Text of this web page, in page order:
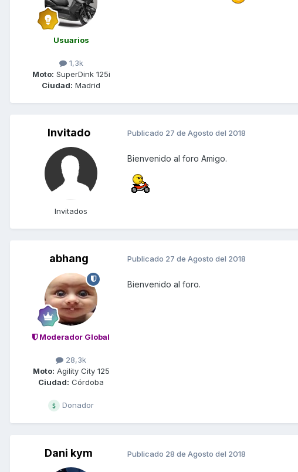
Usuarios
1,3k
Moto: SuperDink 125i
Ciudad: Madrid
Invitado
Invitados
Publicado 27 de Agosto del 2018
Bienvenido al foro Amigo.
abhang
Moderador Global
28,3k
Moto: Agility City 125
Ciudad: Córdoba
Donador
Publicado 27 de Agosto del 2018
Bienvenido al foro.
Dani kym Publicado 28 de Agosto del 2018